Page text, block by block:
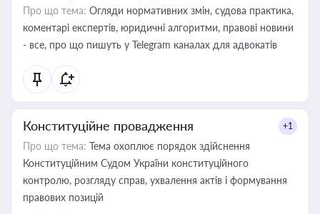
Про що тема: Огляди нормативних змін, судова практика,
коментарі експертів, юридичні алгоритми, правові новини
- все, про що пишуть у Telegram каналах для адвокатів
Конституційне провадження +1
Про що тема: Тема охоплює порядок здійснення
Конституційним Судом України конституційного
контролю, розгляду справ, ухвалення актів і формування
правових позицій